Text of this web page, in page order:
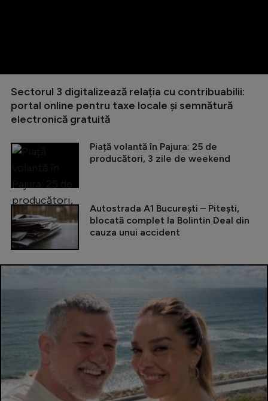
Sectorul 3 digitalizează relația cu contribuabilii:
portal online pentru taxe locale și semnătură
electronică gratuită
Piață volantă în Pajura: 25 de
producători, 3 zile de weekend
Autostrada A1 București – Pitești,
blocată complet la Bolintin Deal din
cauza unui accident